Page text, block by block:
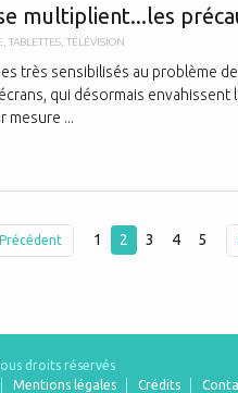
multiplient...les
TABLETTES TÉLÉVISION
très sensibilisés au problème
qui désormais
mesure ...
Précédent 1 2 3 4 5
droits réservés
Mentions légales Crédits